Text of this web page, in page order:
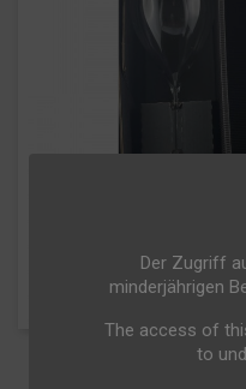
Der Zugriff
minderjährigen
The access of
to